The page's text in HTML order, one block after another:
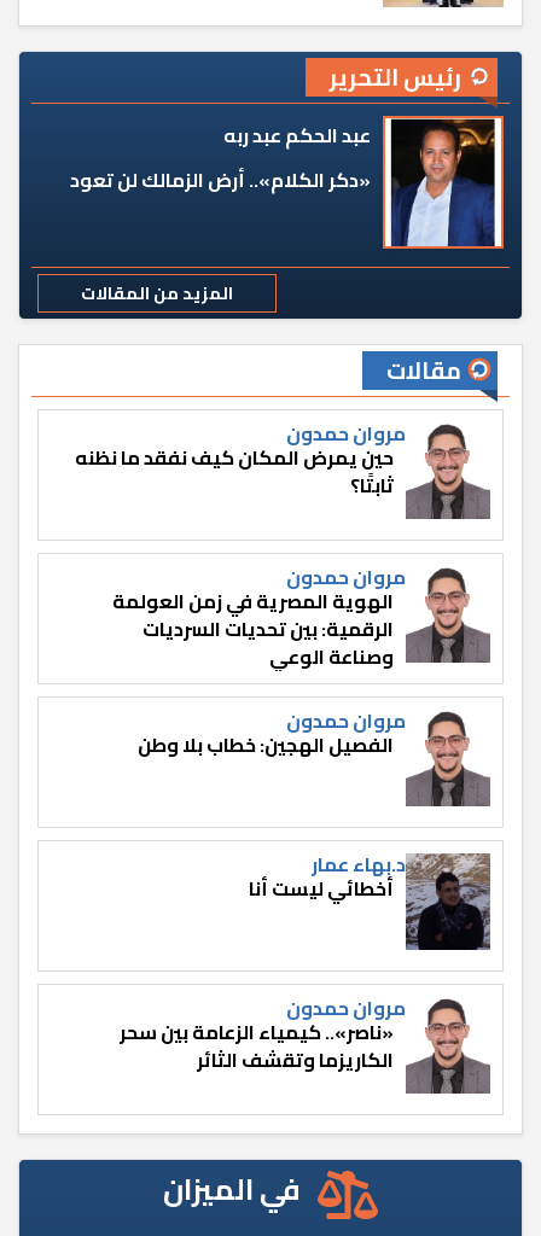
رئيس التحرير
عبد الحكم عبد ربه
«دكر الكلام».. أرض الزمالك لن تعود
المزيد من المقالات
مقالات
مروان حمدون
حين يمرض المكان كيف نفقد ما نظنه
ثابتًا؟
مروان حمدون
الهوية المصرية في زمن العولمة
الرقمية: بين تحديات السرديات
وصناعة الوعي
مروان حمدون
الفصيل الهجين: خطاب بلا وطن
د.بهاء عمار
أخطائي ليست أنا
مروان حمدون
«ناصر».. كيمياء الزعامة بين سحر
الكاريزما وتقشف الثائر
في الميزان